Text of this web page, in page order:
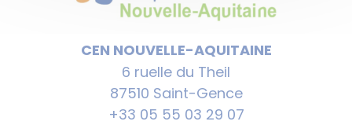
CEN NOUVELLE-AQUITAINE
6 ruelle du Theil
87510 Saint-Gence
+33 05 55 03 29 07